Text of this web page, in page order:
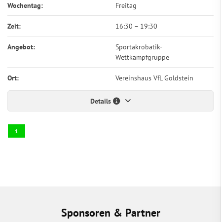
Wochentag: Freitag
Zeit: 16:30 – 19:30
Angebot:
Sportakrobatik-
Wettkampfgruppe
Ort: Vereinshaus VfL Goldstein
Details
1
Sponsoren & Partner